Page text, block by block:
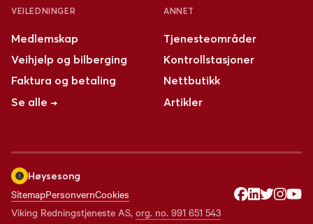
VEILEDNINGER
Medlemskap
Veihjelp og bilberging
Faktura og betaling
Se alle →
ANNET
Tjenesteområder
Kontrollstasjoner
Nettbutikk
Artikler
Viking Redningstjeneste AS, org. no. 991 651 543
Høysesong
SitemapPersonvernCookies